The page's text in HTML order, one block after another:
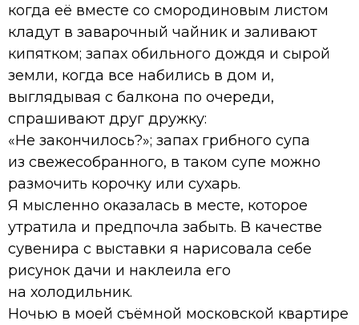
когда её вместе со смородиновым листом
кладут в заварочный чайник и заливают
кипятком; запах обильного дождя и сырой
земли, когда все набились в дом и,
выглядывая с балкона по очереди,
спрашивают друг дружку:
«Не закончилось?»; запах грибного супа
из свежесобранного, в таком супе можно
размочить корочку или сухарь.
Я мысленно оказалась в месте, которое
утратила и предпочла забыть. В качестве
сувенира с выставки я нарисовала себе
рисунок дачи и наклеила его
на холодильник.
Ночью в моей съёмной московской квартире